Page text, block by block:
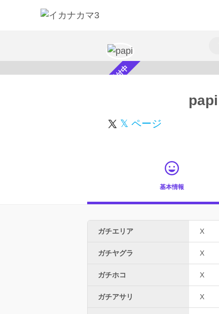
スカウト受付中 papi
𝕏 ページ
基本情報
ガチエリア X
ガチヤグラ X
ガチホコ X
ガチアサリ X